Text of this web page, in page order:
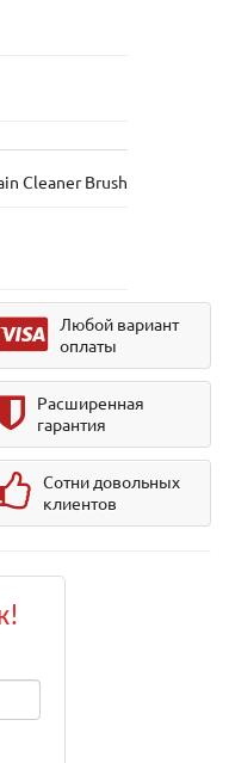
Cleaner Brush
Любой вариант
оплаты
Расширенная
гарантия
Сотни довольных
клиентов